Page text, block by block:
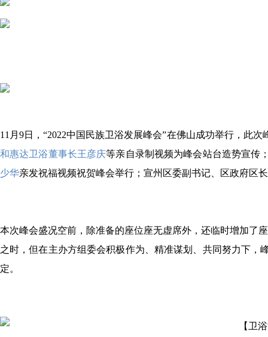
11月9日，“2022中国民族卫浴发展峰会”在佛山成功举行，此
和惠达卫浴董事长王彦庆等亲自录制视频为峰会站台造势宣传
少华亲发祝福视频祝贺峰会举行；宣州区委副书记、区政府区
本次峰会盛况空前，除准备的座位座无虚席外，还临时增加了
之时，但在主办方组委会积极作为、精准谋划、共同努力下
定。